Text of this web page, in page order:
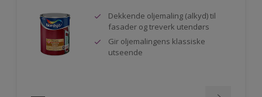
Dekkende oljemaling (alkyd) til
fasader og treverk utendørs
Gir oljemalingens klassiske
utseende